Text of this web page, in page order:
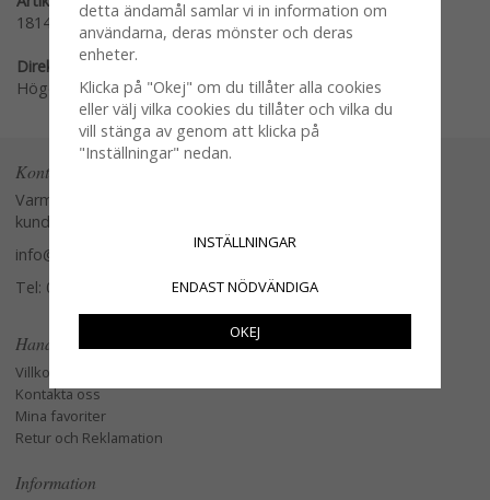
18145AB
Direktlänk:
Högerklicka och kopiera adressen
Kontakta oss
Varmt välkommen att kontakta vår
kundtjänst.
info@glasverandan.se
Tel: 079-3495968
Handla
Villkor
Kontakta oss
Mina favoriter
Retur och Reklamation
Information
detta ändamål samlar vi in information om
användarna, deras mönster och deras
enheter.
Klicka på "Okej" om du tillåter alla cookies
eller välj vilka cookies du tillåter och vilka du
vill stänga av genom att klicka på
"Inställningar" nedan.
INSTÄLLNINGAR
ENDAST NÖDVÄNDIGA
OKEJ